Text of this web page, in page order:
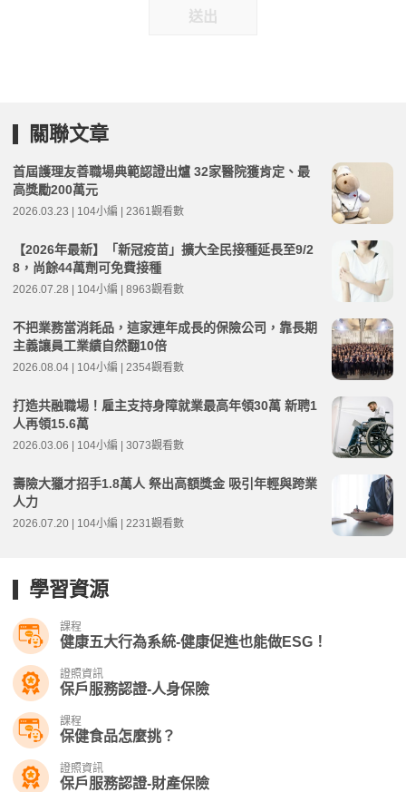
送出
關聯文章
首屆護理友善職場典範認證出爐 32家醫院獲肯定、最
高獎勵200萬元
2026.03.23 | 104小編 | 2361觀看數
【2026年最新】「新冠疫苗」擴大全民接種延長至9/2
8，尚餘44萬劑可免費接種
2026.07.28 | 104小編 | 8963觀看數
不把業務當消耗品，這家連年成長的保險公司，靠長期
主義讓員工業績自然翻10倍
2026.08.04 | 104小編 | 2354觀看數
打造共融職場！雇主支持身障就業最高年領30萬 新聘1
人再領15.6萬
2026.03.06 | 104小編 | 3073觀看數
壽險大獵才招手1.8萬人 祭出高額獎金 吸引年輕與跨業
人力
2026.07.20 | 104小編 | 2231觀看數
學習資源
課程
健康五大行為系統-健康促進也能做ESG！
證照資訊
保戶服務認證-人身保險
課程
保健食品怎麼挑？
證照資訊
保戶服務認證-財產保險